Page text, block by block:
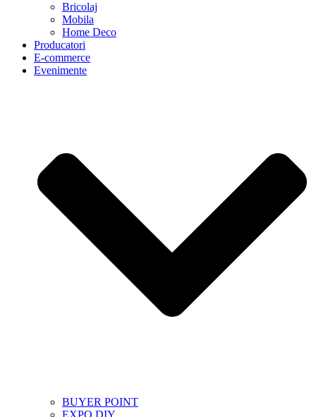
Bricolaj
Mobila
Home Deco
Producatori
E-commerce
Evenimente
BUYER POINT
EXPO DIY